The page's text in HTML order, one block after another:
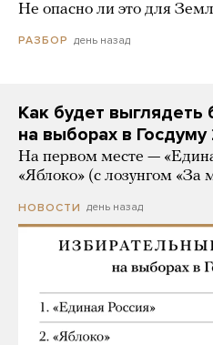
Не опасно ли это для
РАЗБОР день назад
Как будет выглядеть
на выборах в
На первом месте —
«Яблоко» (с лозунгом «За
НОВОСТИ день назад